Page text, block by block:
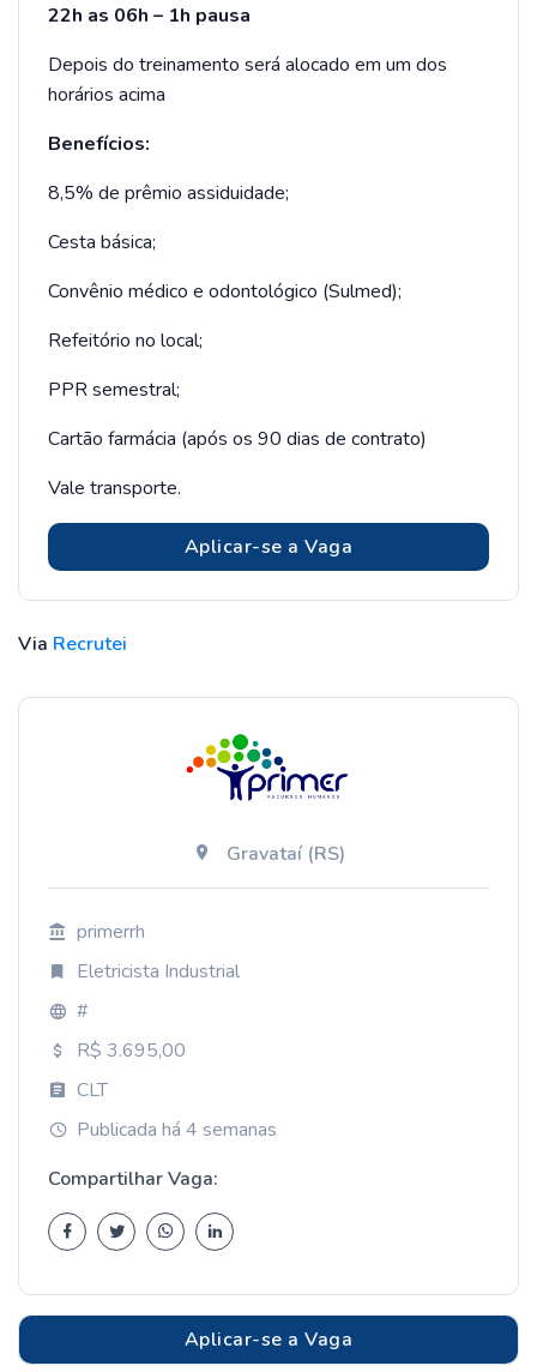
22h as 06h – 1h pausa
Depois do treinamento será alocado em um dos
horários acima
Benefícios:
8,5% de prêmio assiduidade;
Cesta básica;
Convênio médico e odontológico (Sulmed);
Refeitório no local;
PPR semestral;
Cartão farmácia (após os 90 dias de contrato)
Vale transporte.
Aplicar-se a Vaga
Via Recrutei
Gravataí (RS)
primerrh
Eletricista Industrial
#
R$ 3.695,00
CLT
Publicada há 4 semanas
Compartilhar Vaga:
Aplicar-se a Vaga